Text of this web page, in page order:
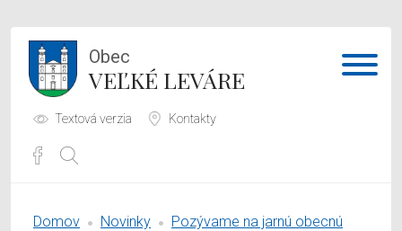
Obec
VEĽKÉ LEVÁRE
Textová verzia Kontakty
Domov Novinky
Pozývame na jarnú obecnú